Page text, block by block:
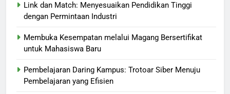
Link dan Match: Menyesuaikan Pendidikan Tinggi
dengan Permintaan Industri
Membuka Kesempatan melalui Magang Bersertifikat
untuk Mahasiswa Baru
Pembelajaran Daring Kampus: Trotoar Siber Menuju
Pembelajaran yang Efisien